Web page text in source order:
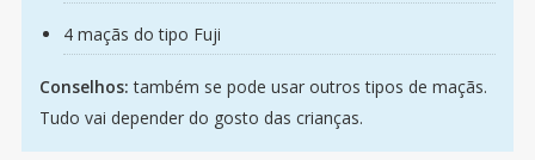
4 maçãs do tipo Fuji
Conselhos: também se pode usar outros tipos de maçãs.
Tudo vai depender do gosto das crianças.